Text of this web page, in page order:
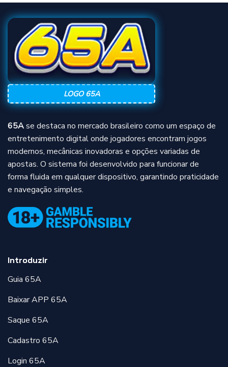
LOGO 65A
65Ase destaca no mercado brasileiro como um espaço de
entretenimento digital onde jogadores encontram jogos
modernos, mecânicas inovadoras e opções variadas de
apostas. O sistema foi desenvolvido para funcionar de
forma fluida em qualquer dispositivo, garantindo praticidade
e navegação simples.
Introduzir
Guia 65A
Baixar APP 65A
Saque 65A
Cadastro 65A
Login 65A